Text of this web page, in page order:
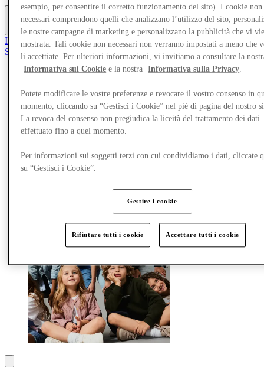
Altro
Il Club
Salvata
it
Offerte
Pianifica la tua visita
Cosa c'è in programma
Mangia e Bevi
Servizi
Gift Card
esempio, per consentire il corretto funzionamento del sito). I cookie non
necessari comprendono quelli che analizzano l’utilizzo del sito,
le nostre campagne di marketing e personalizzano la pubblicità che vi
mostrata. Tali cookie non necessari non verranno impostati a meno che
li accettiate. Per ulteriori informazioni, vi invitiamo a consultare la
Informativa sui Cookie e la nostra Informativa sulla Privacy.
Potete modificare le vostre preferenze e revocare il vostro consenso in
momento, cliccando su “Gestisci i Cookie” nel piè di pagina del nostro
La revoca del consenso non pregiudica la liceità del trattamento dei dati
effettuato fino a quel momento.
Per informazioni sui soggetti terzi con cui condividiamo i dati, cliccate
su “Gestisci i Cookie”.
Gestire i cookie
Rifiutare tutti i cookie Accettare tutti i cookie